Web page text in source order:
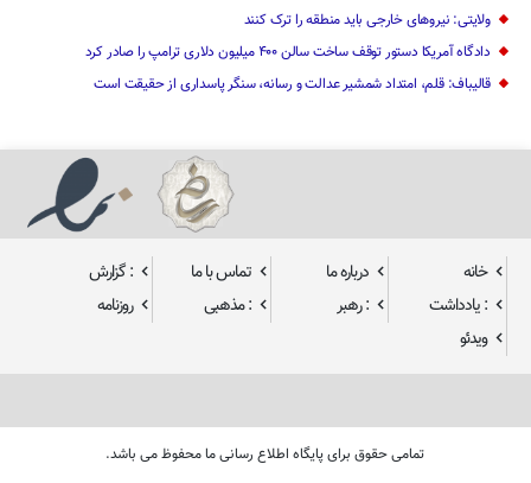
ولایتی: نیرو‌های خارجی باید منطقه را ترک کنند
دادگاه آمریکا دستور توقف ساخت سالن ۴۰۰ میلیون دلاری ترامپ را صادر کرد
قالیباف: قلم، امتداد شمشیر عدالت و رسانه، سنگر پاسداری از حقیقت است
خانه درباره ما تماس با ما
: گزارش
: یادداشت
: رهبر : مذهبی
روزنامه
ویدئو
تمامی حقوق برای پایگاه اطلاع رسانی ما محفوظ می باشد.